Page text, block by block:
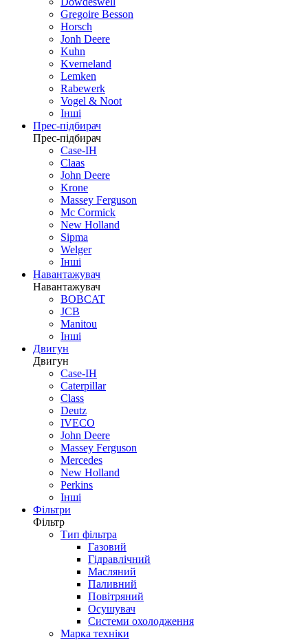
Gregoire Besson
Horsch
Jonh Deere
Kuhn
Kverneland
Lemken
Rabewerk
Vogel & Noot
Інші
Прес-підбирач
Прес-підбирач
Case-IH
Claas
John Deere
Krone
Massey Ferguson
Mc Cormick
New Holland
Sipma
Welger
Інші
Навантажувач
Навантажувач
BOBCAT
JCB
Manitou
Інші
Двигун
Двигун
Case-IH
Caterpillar
Class
Deutz
IVECO
John Deere
Massey Ferguson
Mercedes
New Holland
Perkins
Інші
Фільтри
Фільтр
Тип фільтра
Газовий
Гідравлічний
Масляний
Паливний
Повітряний
Осушувач
Системи охолодження
Марка техніки